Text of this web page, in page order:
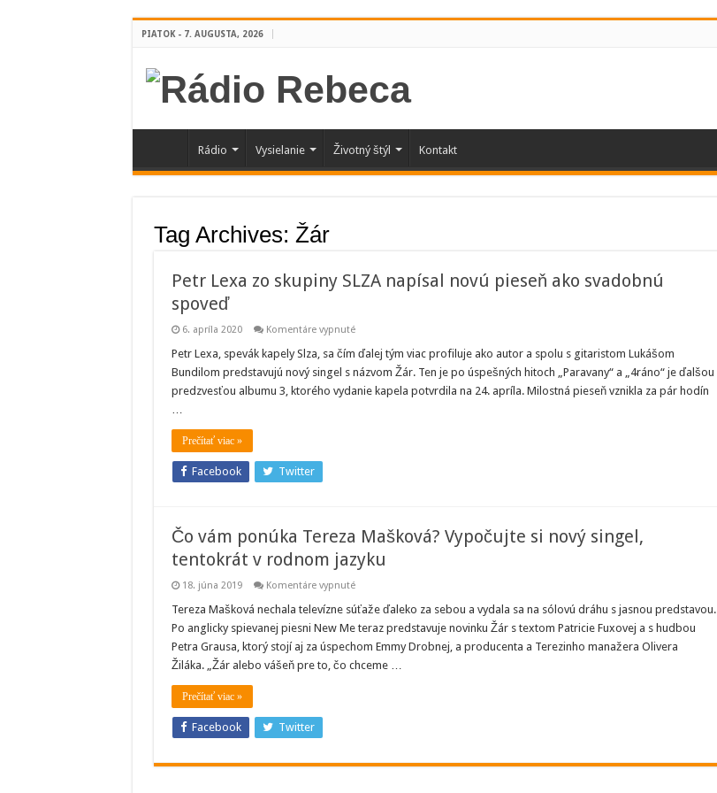
PIATOK - 7. AUGUSTA, 2026
Rádio Vysielanie Životný štýl Kontakt
Tag Archives: Žár
Petr Lexa zo skupiny SLZA napísal novú pieseň ako svadobnú
spoveď
6. apríla 2020 Komentáre vypnuténa
Lexa
skupiny
SLZA
napísal
Petr Lexa, spevák kapely Slza, sa čím ďalej tým viac profiluje ako autor a spolu s gitaristom Lukášom
Bundilom predstavujú nový singel s názvom Žár. Ten je po úspešných hitoch „Paravany“ a „4ráno“ je ďalšou
predzvesťou albumu 3, ktorého vydanie kapela potvrdila na 24. apríla. Milostná pieseň vznikla za pár hodín
…
Prečítať viac »
Facebook Twitter
Čo vám ponúka Tereza Mašková? Vypočujte si nový singel,
tentokrát v rodnom jazyku
18. júna 2019 Komentáre vypnuténa
vám
Tereza
Mašková?
Vypočujte
si
Tereza Mašková nechala televízne súťaže ďaleko za sebou a vydala sa na sólovú dráhu s jasnou predstavou.
Po anglicky spievanej piesni New Me teraz predstavuje novinku Žár s textom Patricie Fuxovej a s hudbou
Petra Grausa, ktorý stojí aj za úspechom Emmy Drobnej, a producenta a Terezinho manažera Olivera
Žiláka. „Žár alebo vášeň pre to, čo chceme …
Prečítať viac »
Facebook Twitter